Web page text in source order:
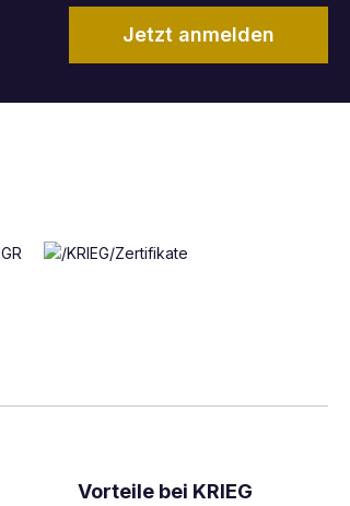
Jetzt anmelden
Vorteile bei KRIEG